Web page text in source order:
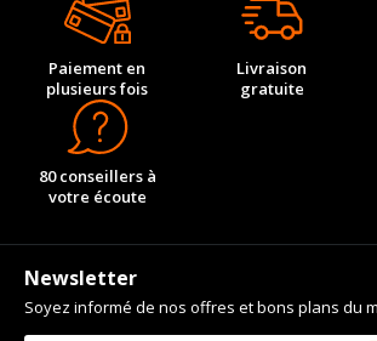
Paiement en
plusieurs fois
Livraison
gratuite
80 conseillers à
votre écoute
Newsletter
Soyez informé de nos offres et bons plans du